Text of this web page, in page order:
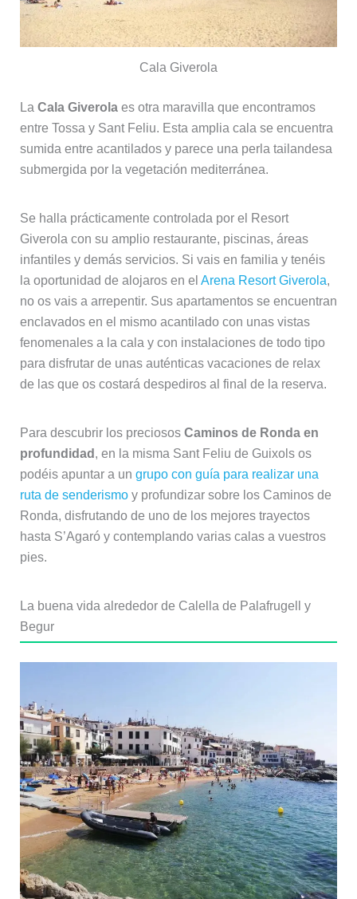
Cala Giverola
La Cala Giverolaes otra maravilla que encontramos
entre Tossa y Sant Feliu. Esta amplia cala se encuentra
sumida entre acantilados y parece una perla tailandesa
submergida por la vegetación mediterránea.
Se halla prácticamente controlada por el Resort
Giverola con su amplio restaurante, piscinas, áreas
infantiles y demás servicios. Si vais en familia y tenéis
la oportunidad de alojaros en el Arena Resort Giverola,
no os vais a arrepentir. Sus apartamentos se encuentran
enclavados en el mismo acantilado con unas vistas
fenomenales a la cala y con instalaciones de todo tipo
para disfrutar de unas auténticas vacaciones de relax
de las que os costará despediros al final de la reserva.
Para descubrir los preciososCaminos de Ronda en
profundidad , en la misma Sant Feliu de Guixols os
podéis apuntar a un grupo con guía para realizar una
ruta de senderismoy profundizar sobre los Caminos de
Ronda, disfrutando de uno de los mejores trayectos
hasta S’Agaró y contemplando varias calas a vuestros
pies.
La buena vida alrededor de Calella de Palafrugell y
Begur